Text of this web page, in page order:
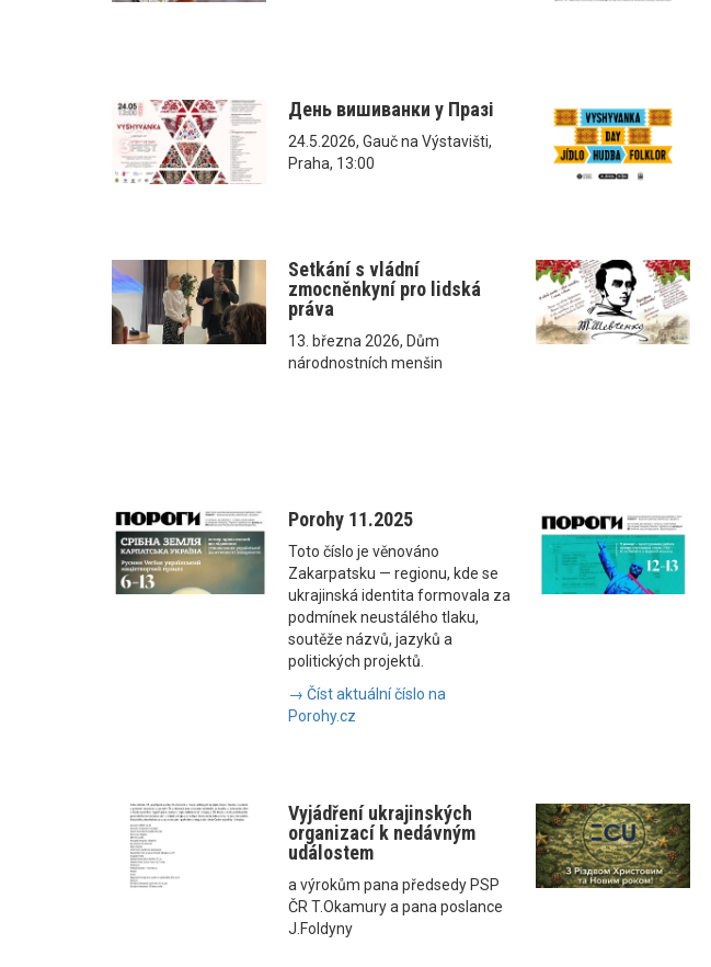
День вишиванки у Празі
24.5.2026, Gauč na Výstavišti,
Praha, 13:00
Setkání s vládní
zmocněnkyní pro lidská
práva
13. března 2026, Dům
národnostních menšin
Porohy 11.2025
Toto číslo je věnováno
Zakarpatsku — regionu, kde se
ukrajinská identita formovala za
podmínek neustálého tlaku,
soutěže názvů, jazyků a
politických projektů.
→ Číst aktuální číslo na
Porohy.cz
Vyjádření ukrajinských
organizací k nedávným
událostem
a výrokům pana předsedy PSP
ČR T.Okamury a pana poslance
J.Foldyny